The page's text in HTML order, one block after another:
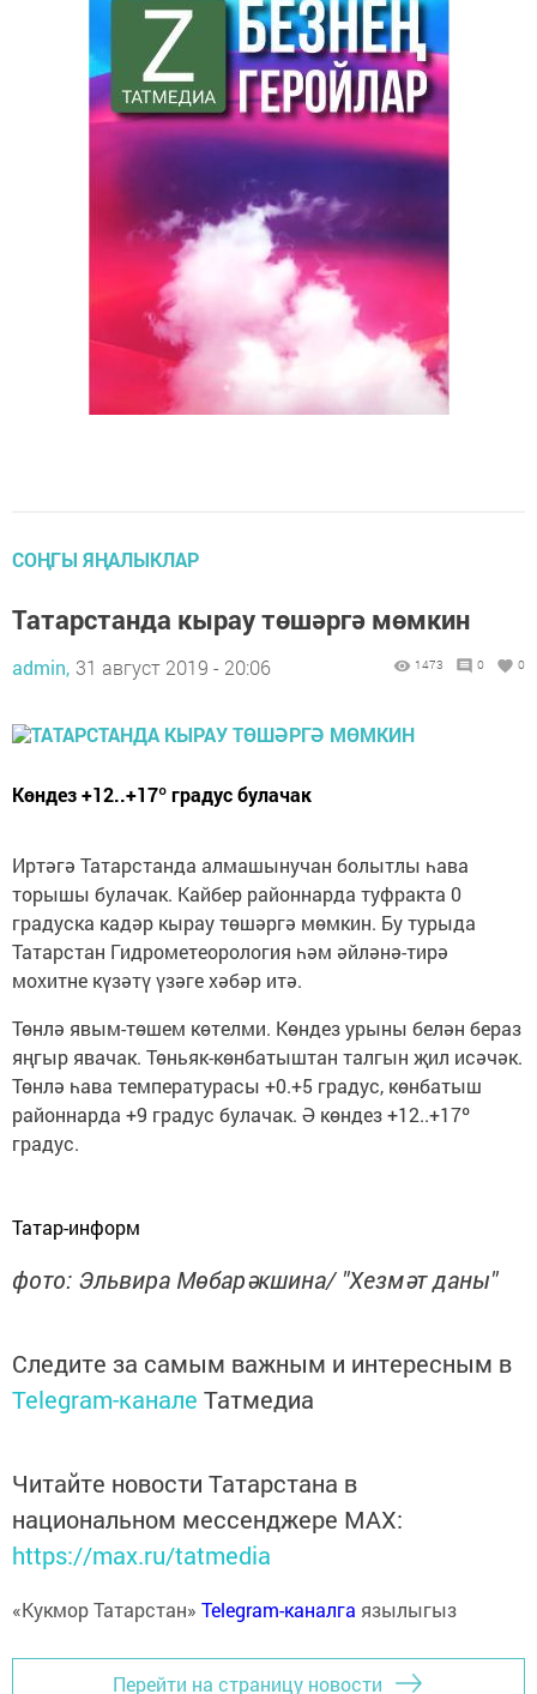
СОҢГЫ ЯҢАЛЫКЛАР
Татарстанда кырау төшәргә мөмкин
admin, 31 август 2019 - 20:06 1473 0 0
Көндез +12..+17º градус булачак
Иртәгә Татарстанда алмашынучан болытлы һава
торышы булачак. Кайбер районнарда туфракта 0
градуска кадәр кырау төшәргә мөмкин. Бу турыда
Татарстан Гидрометеорология һәм әйләнә-тирә
мохитне күзәтү үзәге хәбәр итә.
Төнлә явым-төшем көтелми. Көндез урыны белән бераз
яңгыр явачак. Төньяк-көнбатыштан талгын җил исәчәк.
Төнлә һава температурасы +0.+5 градус, көнбатыш
районнарда +9 градус булачак. Ә көндез +12..+17º
градус.
Татар-информ
фото: Эльвира Мөбарәкшина/ "Хезмәт даны"
Следите за самым важным и интересным в
Telegram-канале Татмедиа
Читайте новости Татарстана в
национальном мессенджере MАХ:
https://max.ru/tatmedia
«Кукмор Татарстан» Telegram-каналга язылыгыз
Перейти на страницу новости